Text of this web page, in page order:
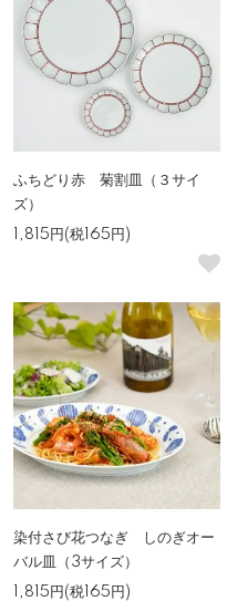
ふちどり赤 菊割皿（３サイ
ズ）
1,815円(税165円)
染付さび花つなぎ しのぎオー
バル皿（3サイズ）
1,815円(税165円)